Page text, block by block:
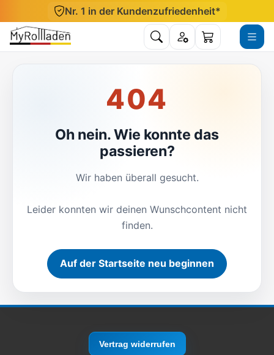
Direkt zum InhaltNr. 1 in der Kundenzufriedenheit*
Suche öffnen
Konto WarenkorbMenü
404
Oh nein. Wie konnte das
passieren?
Wir haben überall gesucht.
Leider konnten wir deinen Wunschcontent nicht
finden.
Auf der Startseite neu beginnen
Vertrag widerrufen